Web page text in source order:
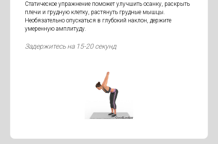
Статическое упражнение поможет улучшить осанку, раскрыть
плечи и грудную клетку, растянуть грудные мышцы.
Необязательно опускаться в глубокий наклон, держите
умеренную амплитуду.
Задержитесь на 15-20 секунд